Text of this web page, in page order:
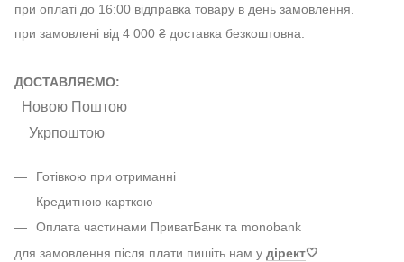
при оплаті до 16:00 відправка товару в день замовлення.
при замовлені від 4 000 ₴ доставка безкоштовна.
ДОСТАВЛЯЄМО:
Новою Поштою
Укрпоштою
Готівкою при отриманні
Кредитною карткою
Оплата частинами ПриватБанк та monobank
для замовлення після плати пишіть нам у дірект🤍